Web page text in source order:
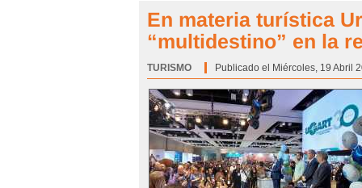
En materia turística
“multidestino” en la
TURISMO Publicado el Miércoles, 19 Abril